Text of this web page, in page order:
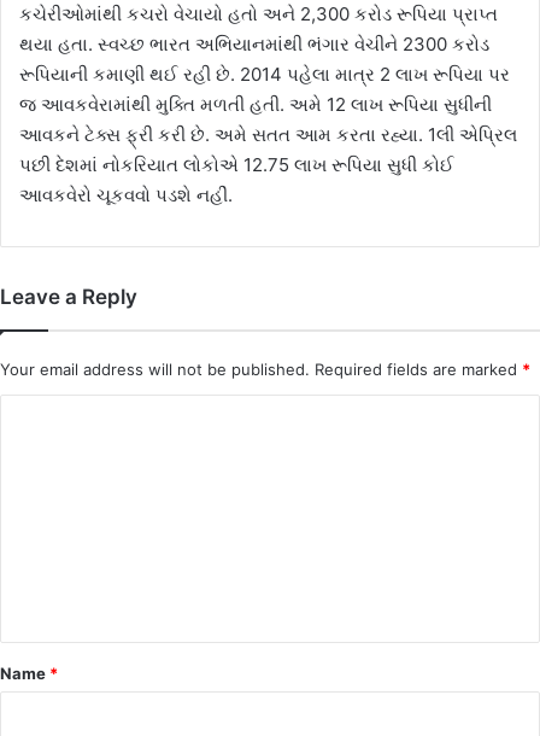
કચેરીઓમાંથી કચરો વેચાયો હતો અને 2,300 કરોડ રૂપિયા પ્રાપ્ત
થયા હતા. સ્વચ્છ ભારત અભિયાનમાંથી ભંગાર વેચીને 2300 કરોડ
રૂપિયાની કમાણી થઈ રહી છે. 2014 પહેલા માત્ર 2 લાખ રૂપિયા પર
જ આવકવેરામાંથી મુક્તિ મળતી હતી. અમે 12 લાખ રૂપિયા સુધીની
આવકને ટેક્સ ફ્રી કરી છે. અમે સતત આમ કરતા રહ્યા. 1લી એપ્રિલ
પછી દેશમાં નોકરિયાત લોકોએ 12.75 લાખ રૂપિયા સુધી કોઈ
આવકવેરો ચૂકવવો પડશે નહીં.
Leave a Reply
Your email address will not be published. Required fields are marked *
*
Name *